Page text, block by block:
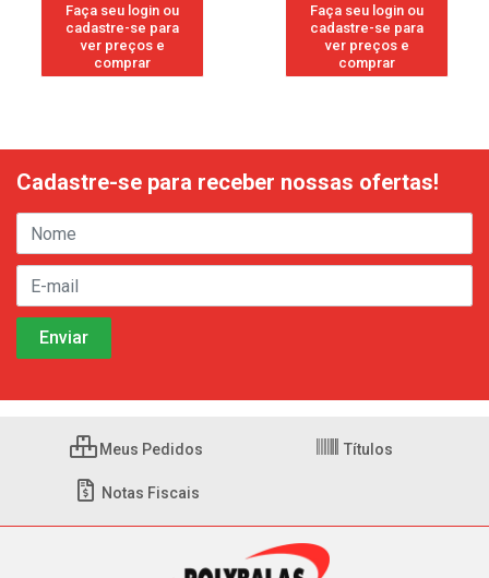
Faça seu login ou
cadastre-se para
ver preços e
comprar
Faça seu login ou
cadastre-se para
ver preços e
comprar
Cadastre-se para receber nossas ofertas!
Meus Pedidos Títulos
Notas Fiscais